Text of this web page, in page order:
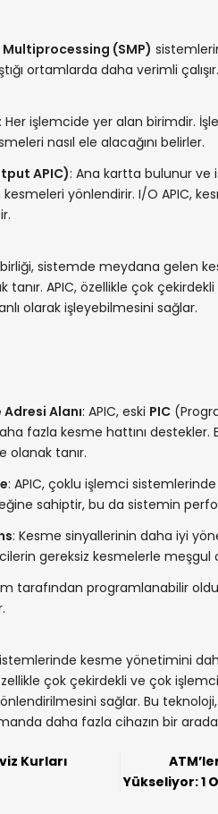
(SMP)
ortamlarda daha verimli
: Her işlemcide yer alan birimdir.
nasıl ele alacağını belirler.
APIC): Ana kartta bulunur ve
yönlendirir. I/O APIC,
sistemde meydana gelen
APIC, özellikle çok
olarak işleyebilmesini sağlar.
Alanı: APIC, eski PIC
fazla kesme hattını destekler.
olanak tanır.
: APIC, çoklu işlemci
sahiptir, bu da sistemin
: Kesme sinyallerinin daha iyi
gereksiz kesmelerle meşgul
tarafından programlanabilir
kesme yönetimini
çok çekirdekli ve çok
sağlar. Bu
daha fazla cihazın bir arada
Kurları
Yükseliyor: 1